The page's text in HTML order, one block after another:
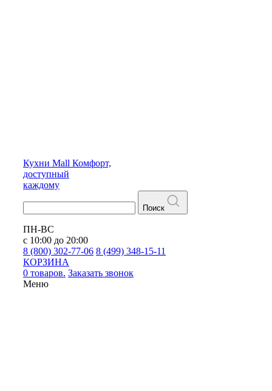
Кухни Mall Комфорт,
доступный
каждому
Поиск
ПН-ВС
с 10:00 до 20:00
8 (800) 302-77-06 8 (499) 348-15-11
КОРЗИНА
0 товаров. Заказать звонок
Меню